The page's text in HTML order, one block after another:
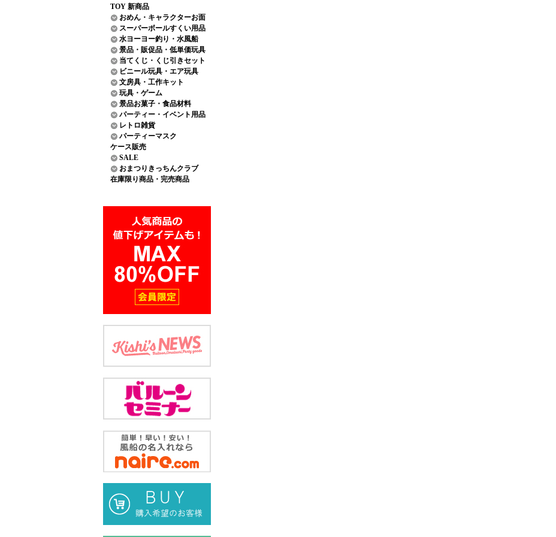
TOY 新商品
おめん・キャラクターお面
スーパーボールすくい用品
水ヨーヨー釣り・水風船
景品・販促品・低単価玩具
当てくじ・くじ引きセット
ビニール玩具・エア玩具
文房具・工作キット
玩具・ゲーム
景品お菓子・食品材料
パーティー・イベント用品
レトロ雑貨
パーティーマスク
ケース販売
SALE
おまつりきっちんクラブ
在庫限り商品・完売商品